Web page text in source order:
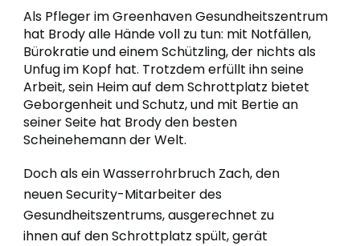
Als Pfleger im Greenhaven Gesundheitszentrum
hat Brody alle Hände voll zu tun: mit Notfällen,
Bürokratie und einem Schützling, der nichts als
Unfug im Kopf hat. Trotzdem erfüllt ihn seine
Arbeit, sein Heim auf dem Schrottplatz bietet
Geborgenheit und Schutz, und mit Bertie an
seiner Seite hat Brody den besten
Scheinehemann der Welt.
Doch als ein Wasserrohrbruch Zach, den
neuen Security-Mitarbeiter des
Gesundheitszentrums, ausgerechnet zu
ihnen auf den Schrottplatz spült, gerät